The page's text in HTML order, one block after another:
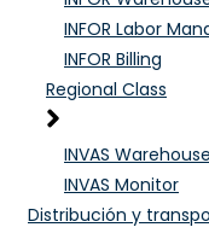
INFOR Labor
INFOR Billing
Regional Class
INVAS
INVAS Monitor
Distribución y